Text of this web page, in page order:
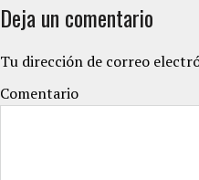
Deja un comentario
Tu dirección de correo
Comentario